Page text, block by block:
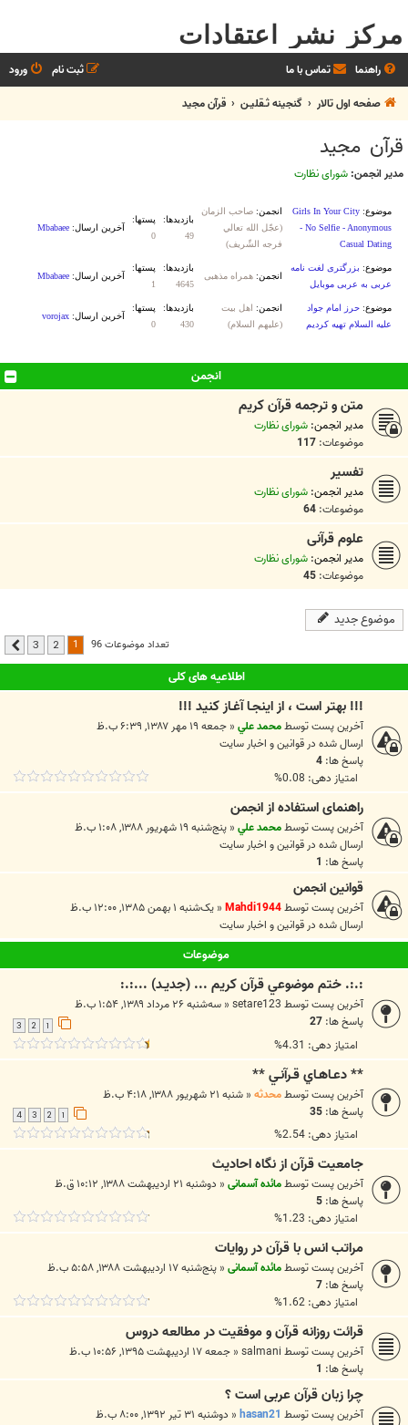
مرکز نشر اعتقادات
راهنما تماس با ما ورود
ثبت نام
صفحه اول تالار
گنجینه ثـقلیـن قرآن مجید
قرآن مجید
مدیر انجمن: شورای نظارت
انجمن
متن و ترجمه قرآن کریم
مدیر انجمن: شورای نظارت
موضوعات: 117
تفسیر
مدیر انجمن: شورای نظارت
موضوعات: 64
علوم قرآنی
مدیر انجمن: شورای نظارت
موضوعات: 45
موضوع جدید
تعداد موضوعات 96 2
3 بعدی
اطلاعیه های کلی
!!! بهتر است ، از اينجـا آغـاز کنيد !!!
آخرین پست توسطمحمد علي« جمعه ۱۹ مهر ۱۳۸۷, ۶:۳۹ ب.ظ
ارسال شده در قوانين و اخبار سايت
پاسخ ها: 4
امتیاز دهی: 0.08%
راهنمای استفاده از انجمن
آخرین پست توسطمحمد علي« پنج‌شنبه ۱۹ شهریور ۱۳۸۸, ۱:۰۸ ب.ظ
ارسال شده در قوانين و اخبار سايت
پاسخ ها: 1
قوانین انجمن
آخرین پست توسطMahdi1944
« یک‌شنبه ۱ بهمن ۱۳۸۵, ۱۲:۰۰ ب.ظ
ارسال شده در قوانين و اخبار سايت
موضوعات
:.:. ختم موضوعي قرآن کريم ... (جديـد) ...:.:
آخرین پست توسطsetare123
« سه‌شنبه ۲۶ مرداد ۱۳۸۹, ۱:۵۴ ب.ظ
پاسخ ها: 27
3
امتیاز دهی: 4.31%
** دعـاهـاي قـرآنـي **
آخرین پست توسطمحدثه« شنبه ۲۱ شهریور ۱۳۸۸, ۴:۱۸ ب.ظ
پاسخ ها: 35
3
4
امتیاز دهی: 2.54%
جامعیت قرآن از نگاه احادیث
آخرین پست توسطمائده آسمانی« دوشنبه ۲۱ اردیبهشت ۱۳۸۸, ۱۰:۱۲ ق.ظ
پاسخ ها: 5
امتیاز دهی: 1.23%
مراتب انس با قرآن در روايات
آخرین پست توسطمائده آسمانی« پنج‌شنبه ۱۷ اردیبهشت ۱۳۸۸, ۵:۵۸ ب.ظ
پاسخ ها: 7
امتیاز دهی: 1.62%
قرائت روزانه قرآن و موفقیت در مطالعه دروس
آخرین پست توسطsalmani
« جمعه ۱۷ اردیبهشت ۱۳۹۵, ۱۰:۵۶ ب.ظ
پاسخ ها: 1
چرا زبان قرآن عربی است ؟
آخرین پست توسطhasan21
« دوشنبه ۳۱ تیر ۱۳۹۲, ۸:۰۰ ب.ظ